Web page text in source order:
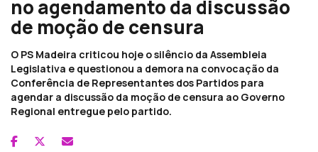
no agendamento da discussão
de moção de censura
O PS Madeira criticou hoje o silêncio da Assembleia
Legislativa e questionou a demora na convocação da
Conferência de Representantes dos Partidos para
agendar a discussão da moção de censura ao Governo
Regional entregue pelo partido.